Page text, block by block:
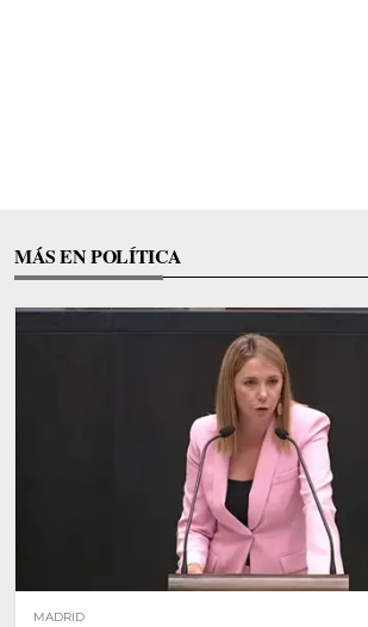
MÁS EN POLÍTICA
MADRID